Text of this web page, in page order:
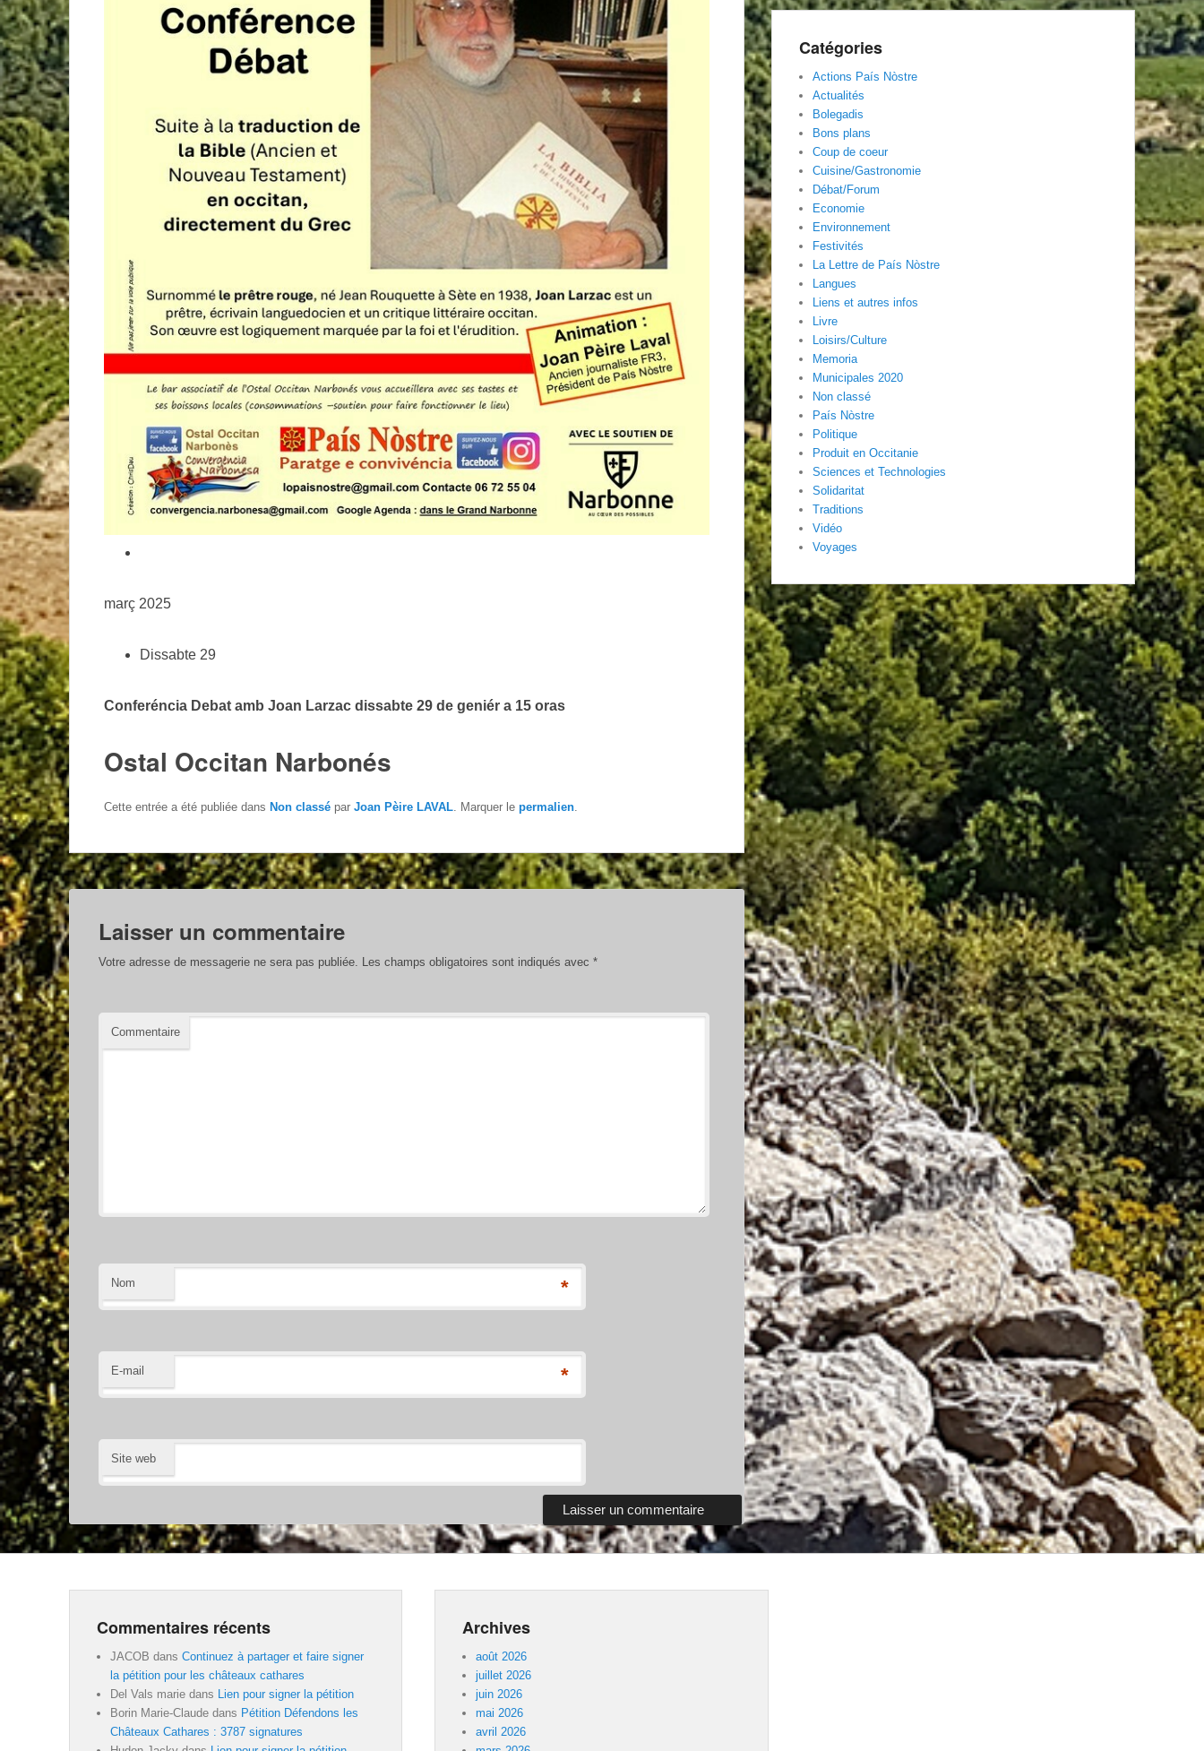
març 2025
Dissabte 29
Conferéncia Debat amb Joan Larzac dissabte 29 de geniér a 15 oras
Ostal Occitan Narbonés
Cette entrée a été publiée dans Non classé par Joan Pèire LAVAL. Marquer le permalien.
Laisser un commentaire
Votre adresse de messagerie ne sera pas publiée. Les champs obligatoires sont indiqués avec *
Commentaire
Nom *
E-mail *
Site web
Catégories
Actions País Nòstre
Actualités
Bolegadis
Bons plans
Coup de coeur
Cuisine/Gastronomie
Débat/Forum
Economie
Environnement
Festivités
La Lettre de País Nòstre
Langues
Liens et autres infos
Livre
Loisirs/Culture
Memoria
Municipales 2020
Non classé
País Nòstre
Politique
Produit en Occitanie
Sciences et Technologies
Solidaritat
Traditions
Vidéo
Voyages
Commentaires récents
JACOB dans Continuez à partager et faire signer
la pétition pour les châteaux cathares
Del Vals marie dans Lien pour signer la pétition
Borin Marie-Claude dans Pétition Défendons les
Châteaux Cathares : 3787 signatures
Archives
août 2026
juillet 2026
juin 2026
mai 2026
avril 2026